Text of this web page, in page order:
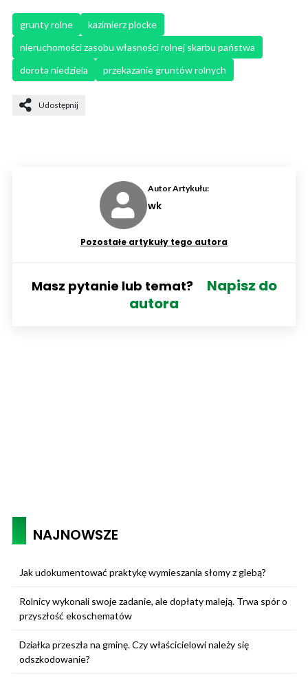
grunty rolne
kazimierz plocke
nieruchomości zasobu własności rolnej skarbu państwa
dorota niedziela
przekazanie gruntów rolnych
Udostępnij
Autor Artykułu:
wk
Pozostałe artykuły tego autora
Masz pytanie lub temat?
Napisz do
autora
NAJNOWSZE
Jak udokumentować praktykę wymieszania słomy z glebą?
Rolnicy wykonali swoje zadanie, ale dopłaty maleją. Trwa spór o
przyszłość ekoschematów
Działka przeszła na gminę. Czy właścicielowi należy się
odszkodowanie?